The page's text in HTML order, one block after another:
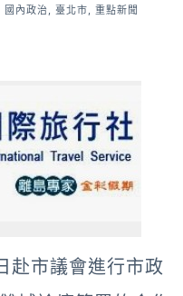
國內政治 臺北市
重點新聞
赴市議會進行市政